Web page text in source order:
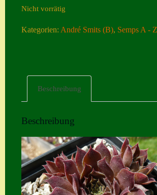
Nicht vorrätig
Kategorien:André Smits (B), Semps A - Z
Beschreibung
Beschreibung